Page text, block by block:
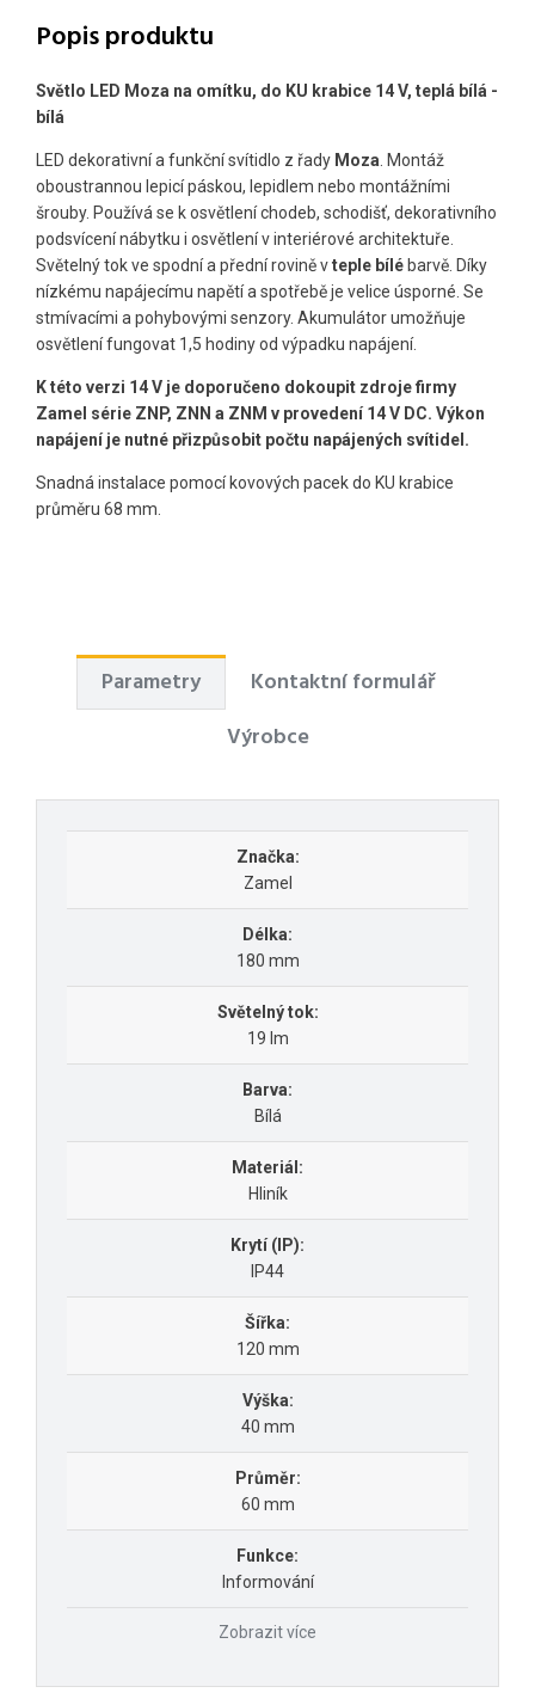
Popis produktu
Světlo LED Moza na omítku, do KU krabice 14 V, teplá bílá -
bílá
LED dekorativní a funkční svítidlo z řady Moza . Montáž
oboustrannou lepicí páskou, lepidlem nebo montážními
šrouby. Používá se k osvětlení chodeb, schodišť, dekorativního
podsvícení nábytku i osvětlení v interiérové ​​architektuře.
Světelný tok ve spodní a přední rovině vteple bílé barvě. Díky
nízkému napájecímu napětí a spotřebě je velice úsporné. Se
stmívacími a pohybovými senzory. Akumulátor umožňuje
osvětlení fungovat 1,5 hodiny od výpadku napájení.
K této verzi 14 V je doporučeno dokoupit zdroje firmy
Zamel série ZNP, ZNN a ZNM v provedení 14 V DC. Výkon
napájení je nutné přizpůsobit počtu napájených svítidel.
Snadná instalace pomocí kovových pacek do KU krabice
průměru 68 mm.
Parametry
Kontaktní formulář
Výrobce
Značka:
Zamel
Délka:
180 mm
Světelný tok:
19 lm
Barva:
Bílá
Materiál:
Hliník
Krytí (IP):
IP44
Šířka:
120 mm
Výška:
40 mm
Průměr:
60 mm
Funkce:
Informování
Zobrazit více